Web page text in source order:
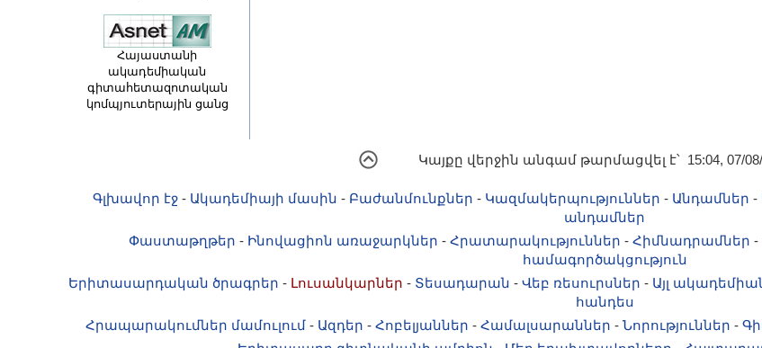
Հայաստանի
ակադեմիական
գիտահետազոտական
կոմպյուտերային ցանց
Կայքը վերջին անգամ թարմացվել է՝ 15:04, 07/08/
Գլխավոր էջ - Ակադեմիայի մասին - Բաժանմունքներ - Կազմակերպություններ - Անդամներ -
անդամներ
Փաստաթղթեր - Ինովացիոն առաջարկներ - Հրատարակություններ - Հիմնադրամներ -
համագործակցություն
Երիտասարդական ծրագրեր - Լուսանկարներ - Տեսադարան - Վեբ ռեսուրսներ - Այլ
հանդես
Հրապարակումներ մամուլում- Ազդեր - Հոբելյաններ - Համալսարաններ - Նորություններ -